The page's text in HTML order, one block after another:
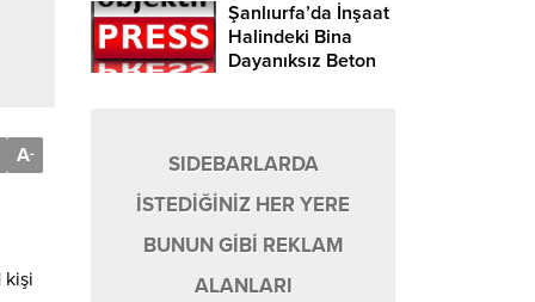
A-
kişi
Şanlıurfa’da İnşaat
Halindeki Bina
Dayanıksız Beton
SIDEBARLARDA
İSTEDİĞİNİZ HER YERE
BUNUN GİBİ REKLAM
ALANLARI